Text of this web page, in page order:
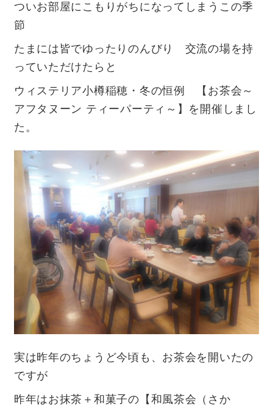
動画ギャラリー
よくあるご質問
Instagramで最新情報をチェック！
ついお部屋にこもりがちになってしまうこの季
節
たまには皆でゆったりのんびり 交流の場を持
っていただけたらと
ウィステリア小樽稲穂・冬の恒例 【お茶会～
アフタヌーン ティーパーティ～】を開催しまし
た。
実は昨年のちょうど今頃も、お茶会を開いたの
ですが
昨年はお抹茶＋和菓子の【和風茶会（さか